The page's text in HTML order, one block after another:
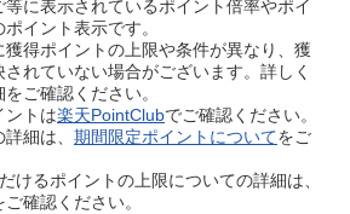
に表示されているポイント倍率やポイ
イント表示です。
得ポイントの上限や条件が異なり、獲
れていない場合がございます。詳しく
ご確認ください。
ントは楽天PointClubでご確認ください。
細は、 期間限定ポイントについてをご
けるポイントの上限についての詳細は、
ご確認ください。